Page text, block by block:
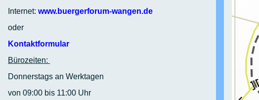
Internet: www.buergerforum-wangen.de
oder
Kontaktformular
Bürozeiten:
Donnerstags an Werktagen
von 09:00 bis 11:00 Uhr